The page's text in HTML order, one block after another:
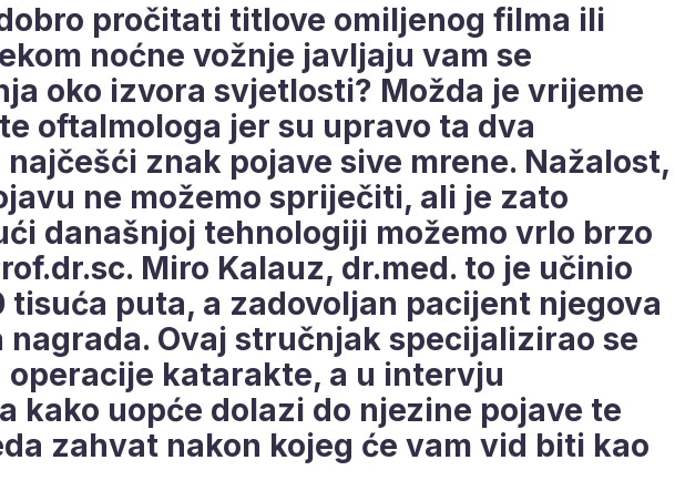
pročitati titlove omiljenog filma ili
noćne vožnje javljaju vam se
oko izvora svjetlosti? Možda je vrijeme
oftalmologa jer su upravo ta dva
znak pojave sive mrene. Nažalost,
ne možemo spriječiti, ali je zato
današnjoj tehnologiji možemo vrlo brzo
Miro Kalauz, dr.med. to je učinio
tisuća puta, a zadovoljan pacijent njegova
nagrada. Ovaj stručnjak specijalizirao se
operacije katarakte, a u intervju
kako uopće dolazi do njezine pojave te
zahvat nakon kojeg će vam vid biti kao